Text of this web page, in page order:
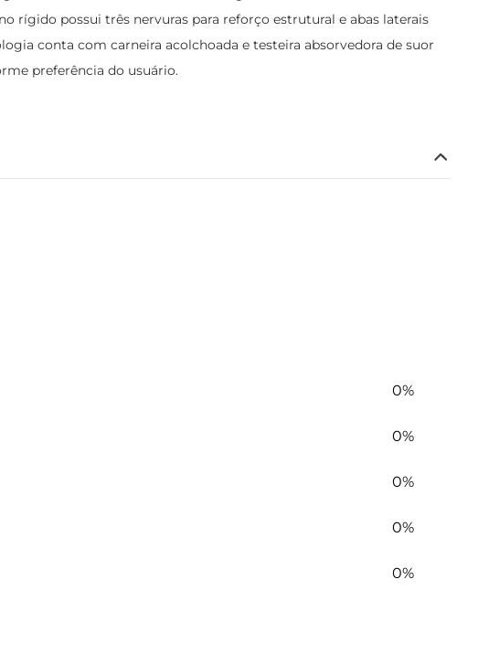
rígido possui três nervuras para reforço estrutural e abas laterais
conta com carneira acolchoada e testeira absorvedora de suor
preferência do usuário.
0%
0%
0%
0%
0%